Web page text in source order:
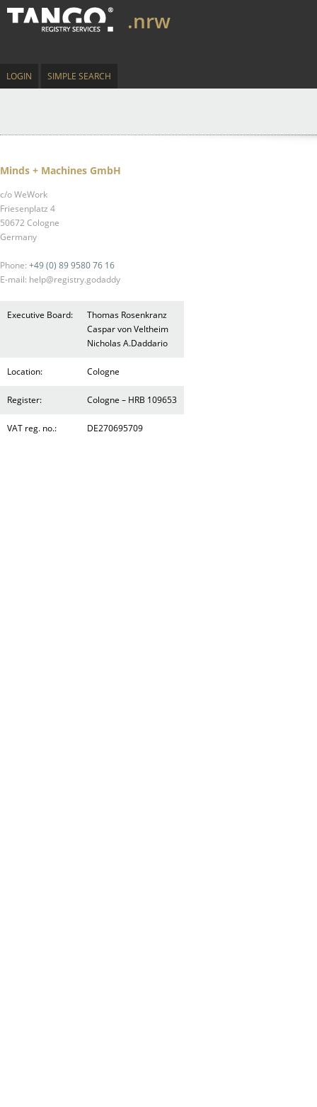
.nrw
LOGIN SIMPLE SEARCH
Minds + Machines GmbH
c/o WeWork
Friesenplatz 4
50672 Cologne
Germany
Phone: +49 (0) 89 9580 76 16
E-mail: help@registry.godaddy
Executive Board:
Thomas Rosenkranz
Caspar von Veltheim
Nicholas A.Daddario
Location: Cologne
Register: Cologne – HRB 109653
VAT reg. no.: DE270695709